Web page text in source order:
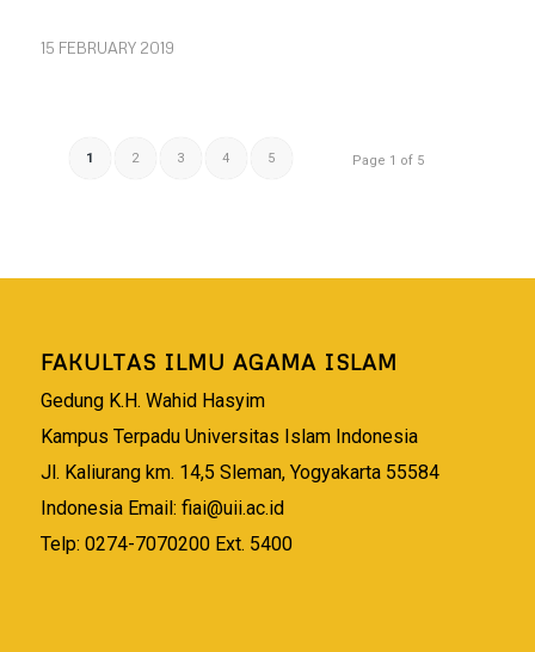
15 FEBRUARY 2019
Page 1 of 5
1 2 3 4 5
FAKULTAS ILMU AGAMA ISLAM
Gedung K.H. Wahid Hasyim
Kampus Terpadu Universitas Islam Indonesia
Jl. Kaliurang km. 14,5 Sleman, Yogyakarta 55584
Indonesia Email: fiai@uii.ac.id
Telp: 0274-7070200 Ext. 5400